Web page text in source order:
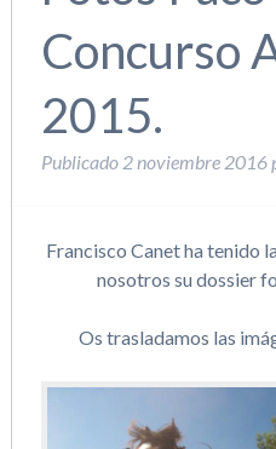
Concurso
2015.
Publicado 2 noviembre 2016
Francisco Canet ha tenido
nosotros su dossier
Os trasladamos las